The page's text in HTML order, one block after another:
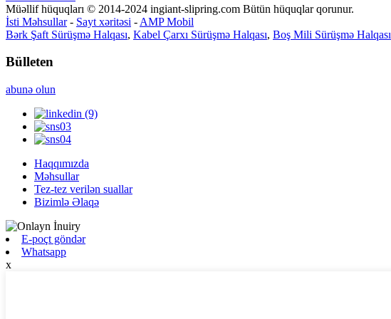
Müəllif hüquqları © 2014-2024 ingiant-slipring.com Bütün hüquqlar qorunur.
İsti Məhsullar- Sayt xəritəsi - AMP Mobil
Bərk Şaft Sürüşmə Halqası, Kabel Çarxı Sürüşmə Halqası, Boş Mili Sürüşmə Halqası
Bülleten
abunə olun
Haqqımızda
Məhsullar
Tez-tez verilən suallar
Bizimlə Əlaqə
E-poçt göndər
Whatsapp
x